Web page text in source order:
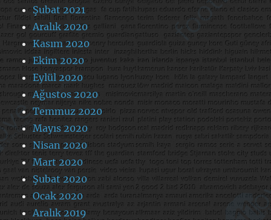
Şubat 2021
Aralık 2020
Kasım 2020
Ekim 2020
Eylül 2020
Ağustos 2020
Temmuz 2020
Mayıs 2020
Nisan 2020
Mart 2020
Şubat 2020
Ocak 2020
Aralık 2019